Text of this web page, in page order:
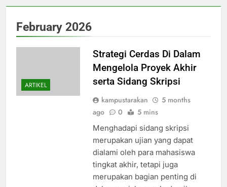
February 2026
ARTIKEL
Strategi Cerdas Di Dalam
Mengelola Proyek Akhir
serta Sidang Skripsi
kampustarakan
5 months
ago
0 5 mins
Menghadapi sidang skripsi
merupakan ujian yang dapat
dialami oleh para mahasiswa
tingkat akhir, tetapi juga
merupakan bagian penting di